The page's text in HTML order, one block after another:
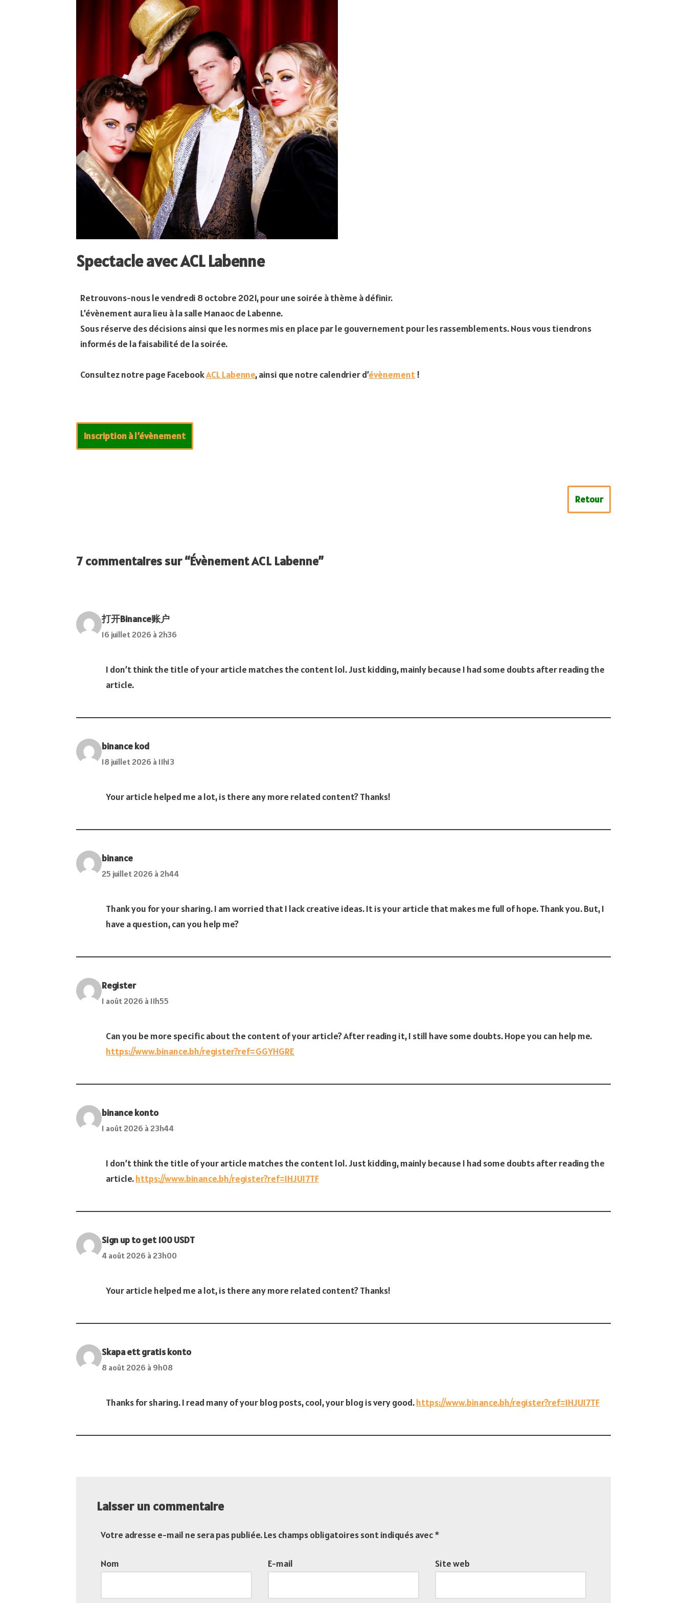
Spectacle avec ACL Labenne
Retrouvons-nous le vendredi 8 octobre 2021, pour une soirée à thème à définir.
L’évènement aura lieu à la salle Manaoc de Labenne.
Sous réserve des décisions ainsi que les normes mis en place par le gouvernement pour les rassemblements. Nous vous tiendrons
informés de la faisabilité de la soirée.
Consultez notre page FacebookACL Labenne, ainsi que notre calendrier d’évènement !
Inscription à l’évènement
Retour
7 commentaires sur “Évènement ACL Labenne”
打开Binance账户
16 juillet 2026 à 2h36
I don’t think the title of your article matches the content lol. Just kidding, mainly because I had some doubts after reading the
article.
binance kod
18 juillet 2026 à 11h13
Your article helped me a lot, is there any more related content? Thanks!
binance
25 juillet 2026 à 2h44
Thank you for your sharing. I am worried that I lack creative ideas. It is your article that makes me full of hope. Thank you. But, I
have a question, can you help me?
Register
1 août 2026 à 11h55
Can you be more specific about the content of your article? After reading it, I still have some doubts. Hope you can help me.
https://www.binance.bh/register?ref=GGYHGRE
binance konto
1 août 2026 à 23h44
I don’t think the title of your article matches the content lol. Just kidding, mainly because I had some doubts after reading the
article.https://www.binance.bh/register?ref=IHJUI7TF
Sign up to get 100 USDT
4 août 2026 à 23h00
Your article helped me a lot, is there any more related content? Thanks!
Skapa ett gratis konto
8 août 2026 à 9h08
Thanks for sharing. I read many of your blog posts, cool, your blog is very good.https://www.binance.bh/register?ref=IHJUI7TF
Laisser un commentaire
Votre adresse e-mail ne sera pas publiée.Les champs obligatoires sont indiqués avec*
Nom E-mail Site web